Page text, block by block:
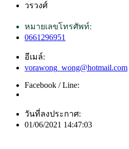
วรวงศ์
หมายเลขโทรศัพท์:
0661296951
อีเมล์:
vorawong_wong@hotmail.com
Facebook / Line:
วันที่ลงประกาศ:
01/06/2021 14:47:03